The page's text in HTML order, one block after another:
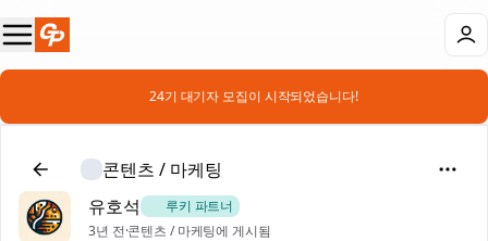
📣 24기 대기자 모집이 시작되었습니다!
콘텐츠 / 마케팅
유호석
🎻 루키 파트너
3년 전·콘텐츠 / 마케팅에 게시됨